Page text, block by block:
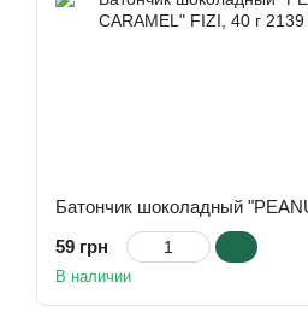
59 грн
В наличии